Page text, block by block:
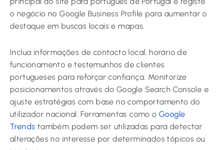
o negócio no Google Business Profile para aumentar o
destaque em buscas locais e mapas.
Inclua informações de contacto local, horário de
funcionamento e testemunhos de clientes
portugueses para reforçar confiança. Monitorize
posicionamentos através do Google Search Console e
ajuste estratégias com base no comportamento do
utilizador nacional. Ferramentas como o Google
Trends também podem ser utilizadas para detectar
alterações no interesse por determinados tópicos ou